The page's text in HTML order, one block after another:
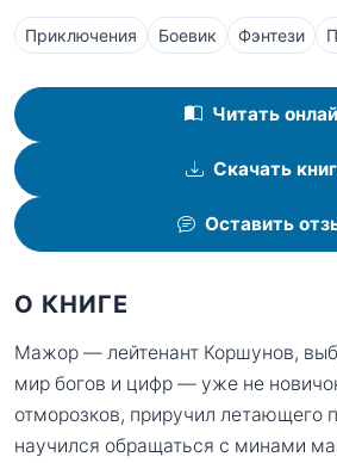
Приключения Боевик Фэнтези
Читать
Скачать
Оставить
О КНИГЕ
Мажор — лейтенант Коршунов,
мир богов и цифр — уже не
отморозков, приручил летающего
научился обращаться с минами